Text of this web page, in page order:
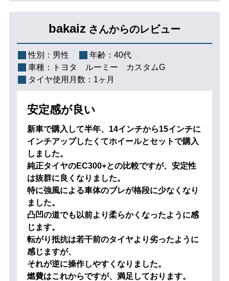
bakaiz さんからのレビュー
性別： 男性 年齢： 40代
車種：
トヨタ ルーミー カスタムG
タイヤ使用月数： 1ヶ月
安定感が良い
新車で購入して半年、14インチから15インチに
インチアップしたくてホイールとセットで購入
しました。
純正タイヤのEC300+との比較ですが、安定性
は抜群に良くなりました。
特に強風による車体のブレが格段に少なくなり
ました。
凸凹の道でも以前より柔らかくなったように感
じます。
転がり抵抗は若干前のタイヤより劣ったように
感じますが、
それが逆に操作しやすくなりました。
燃費はこれからですが、満足しております。